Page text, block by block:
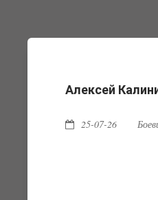
Алексей
25-07-26